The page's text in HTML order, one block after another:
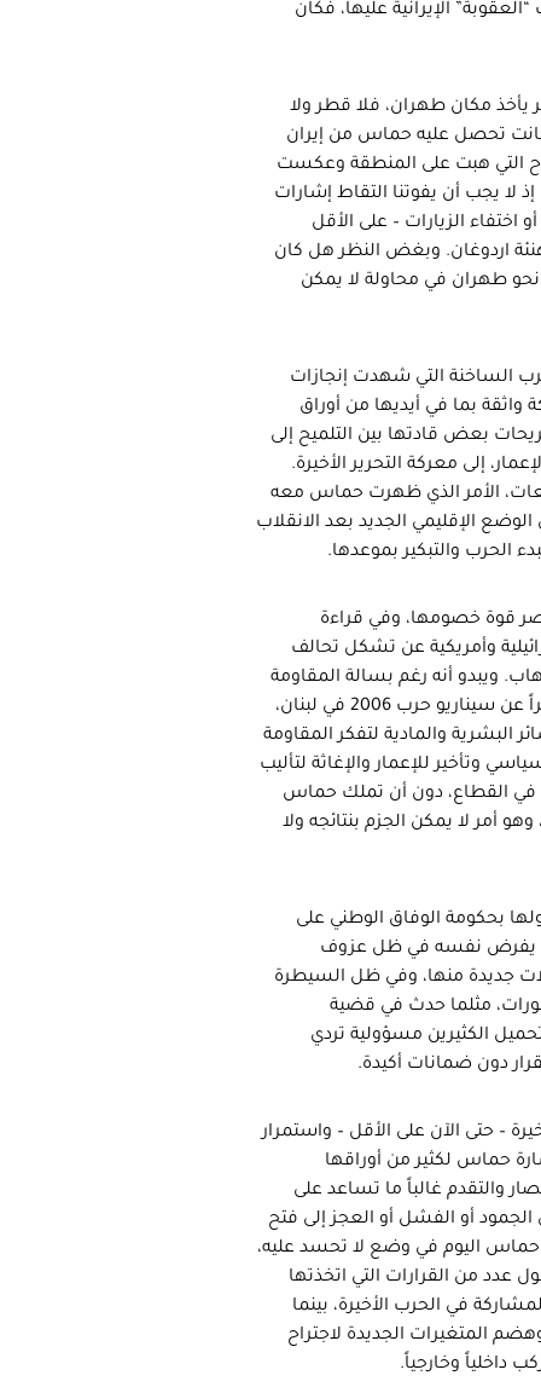
الإيرانية عليها، فكان
مكان طهران، فلا قطر ولا
كانت تحصل عليه حماس من إيران
التي هبت على المنطقة وعكست
لا يجب أن يفوتنا التقاط إشارات
الزيارات – على الأقل
اردوغان. وبغض النظر هل كان
نحو طهران في محاولة لا يمكن
الساخنة التي شهدت إنجازات
بما في أيديها من أوراق
بعض قادتها بين التلميح إلى
إلى معركة التحرير الأخيرة.
الأمر الذي ظهرت حماس معه
الإقليمي الجديد بعد الانقلاب
الحرب والتبكير بموعدها.
قوة خصومها، وفي قراءة
وأمريكية عن تشكل تحالف
ويبدو أنه رغم بسالة المقاومة
وصمود الشعب الفلسطيني، إلا أن سيناريو الحرب الأخيرة لم يبتعد كثيراً عن سيناريو حرب 2006 في لبنان،
البشرية والمادية لتفكر المقاومة
وتأخير للإعمار والإغاثة لتأليب
في القطاع، دون أن تملك حماس
وهو أمر لا يمكن الجزم بنتائجه ولا
بحكومة الوفاق الوطني على
يفرض نفسه في ظل عزوف
جديدة منها، وفي ظل السيطرة
مثلما حدث في قضية
الكثيرين مسؤولية تردي
دون ضمانات أكيدة.
حتى الآن على الأقل – واستمرار
حماس لكثير من أوراقها
والتقدم غالباً ما تساعد على
أو الفشل أو العجز إلى فتح
حماس اليوم في وضع لا تحسد عليه،
عدد من القرارات التي اتخذتها
في الحرب الأخيرة، بينما
المتغيرات الجديدة لاجتراح
داخلياً وخارجياً.